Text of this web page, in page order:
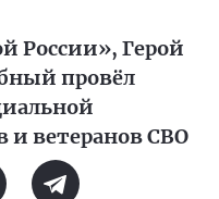
России», Герой
провёл
и ветеранов СВО